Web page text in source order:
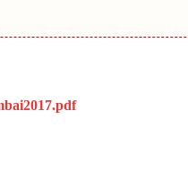
2017.pdf